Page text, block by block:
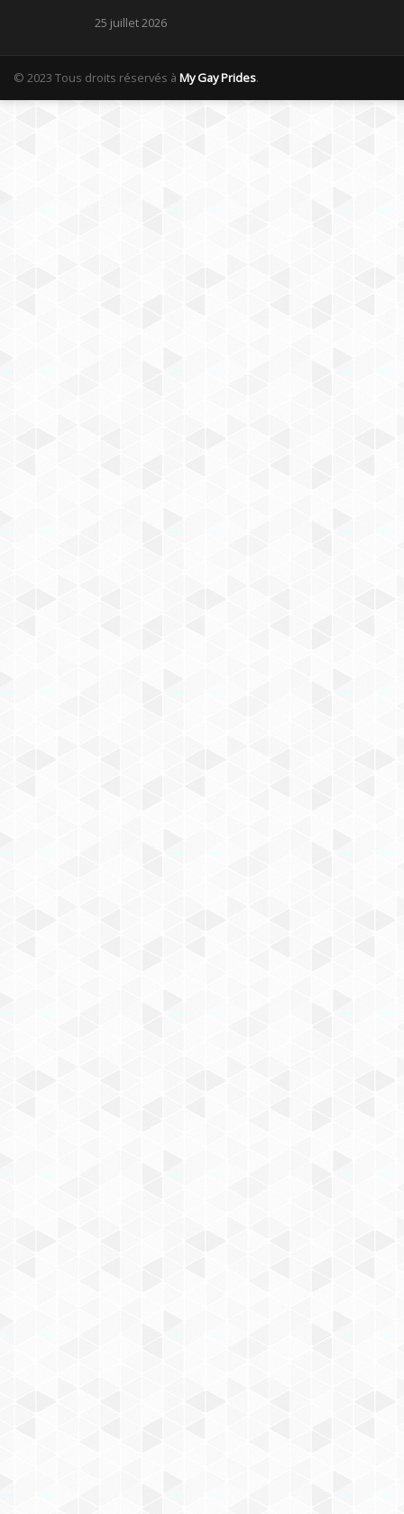
25 juillet 2026
© 2023 Tous droits réservés à My Gay Prides.